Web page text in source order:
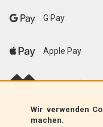
Wir verwenden
machen.
G Pay
Apple Pay
scalapay (EU
Klarna (nur EU)